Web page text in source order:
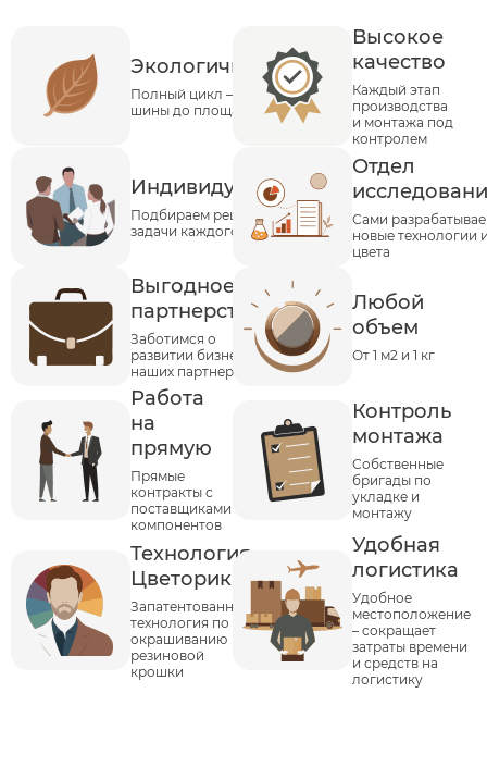
Экологичность
Полный цикл – от
шины до площадки
Высокое
качество
Каждый этап
производства
и монтажа под
контролем
Индивидуальность
Подбираем решения под
задачи каждого клиента
Отдел
Сами
новые технологии
цвета
Выгодное
партнерство
Заботимся о
развитии бизнеса
наших партнеров
Любой
объем
От 1 м2 и 1 кг
Работа
на
прямую
Прямые
контракты с
поставщиками
компонентов
Контроль
монтажа
Собственные
бригады по
укладке и
монтажу
Технология
Цветорика
Запатентованная
технология по
окрашиванию
резиновой
крошки
Удобная
логистика
Удобное
местоположение
– сокращает
затраты времени
и средств на
логистику